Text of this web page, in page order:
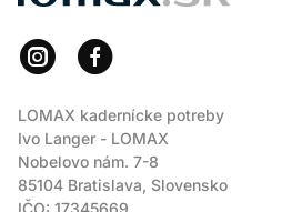
LOMAX kadernícke potreby
Ivo Langer - LOMAX
Nobelovo nám. 7-8
85104 Bratislava, Slovensko
IČO: 17345669